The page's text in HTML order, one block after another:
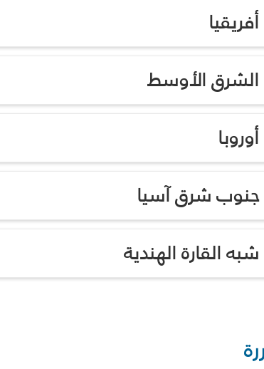
أفريقيا
الشرق الأوسط
أوروبا
جنوب شرق آسيا
شبه القارة الهندية